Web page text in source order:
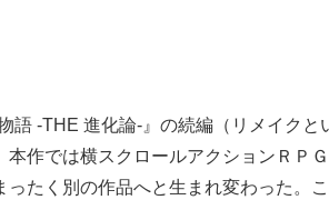
-THE 進化論-』の続編（リメイクと
作では横スクロールアクションＲＰＧ
たく別の作品へと生まれ変わった。